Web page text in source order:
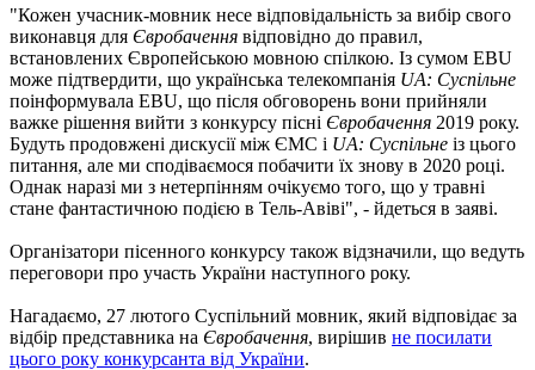
"Кожен учасник-мовник несе відповідальність за вибір свого
виконавця для Євробачення відповідно до правил,
встановлених Європейською мовною спілкою. Із сумом EBU
може підтвердити, що українська телекомпанія UA: Суспільне
поінформувала EBU, що після обговорень вони прийняли
важке рішення вийти з конкурсу пісні Євробачення 2019 року.
Будуть продовжені дискусії між ЄМС і UA: Суспільне із цього
питання, але ми сподіваємося побачити їх знову в 2020 році.
Однак наразі ми з нетерпінням очікуємо того, що у травні
стане фантастичною подією в Тель-Авіві", - йдеться в заяві.
Організатори пісенного конкурсу також відзначили, що ведуть
переговори про участь України наступного року.
Нагадаємо, 27 лютого Суспільний мовник, який відповідає за
відбір представника на Євробачення, вирішив не посилати
цього року конкурсанта від України.